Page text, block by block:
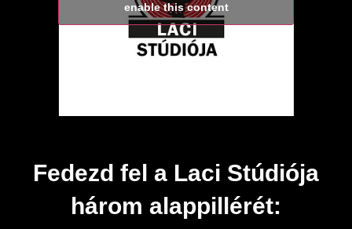
enable this content
Fedezd fel a Laci Stúdiója
három alappillérét: